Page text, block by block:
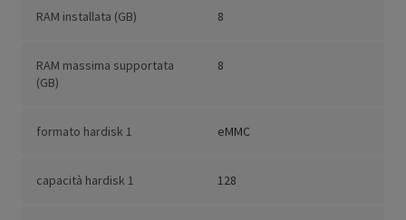
RAM installata (GB) 8
RAM massima supportata
(GB)
8
formato hardisk 1 eMMC
capacità hardisk 1 128